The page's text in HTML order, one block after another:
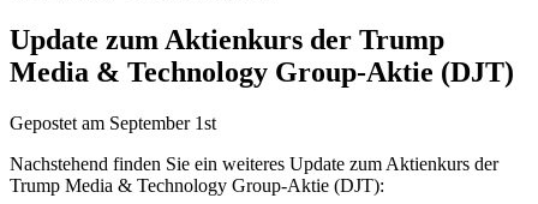
Update zum Aktienkurs der Trump
Media & Technology Group-Aktie (DJT)
Gepostet am September 1st
Nachstehend finden Sie ein weiteres Update zum Aktienkurs der
Trump Media & Technology Group-Aktie (DJT):